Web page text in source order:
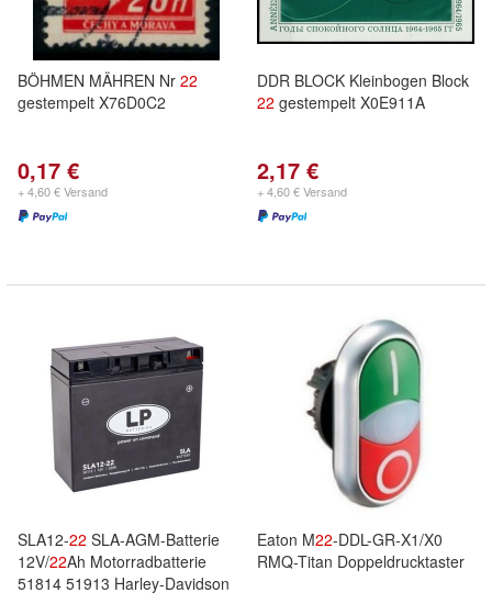
BÖHMEN MÄHREN Nr 22
gestempelt X76D0C2
0,17 €
+ 4,60 € Versand
DDR BLOCK Kleinbogen Block
22 gestempelt X0E911A
2,17 €
+ 4,60 € Versand
SLA12-22 SLA-AGM-Batterie
12V/22Ah Motorradbatterie
51814 51913 Harley-Davidson
Eaton M22-DDL-GR-X1/X0
RMQ-Titan Doppeldrucktaster